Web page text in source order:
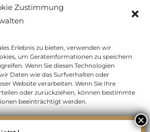
Zustimmung
Erlebnis zu bieten, verwenden wir
um Geräteinformationen zu speichern
Wenn Sie diesen Technologien
Daten wie das Surfverhalten oder
Website verarbeiten. Wenn Sie Ihre
oder zurückziehen, können bestimmte
beeinträchtigt werden.
Österreich
Schweiz